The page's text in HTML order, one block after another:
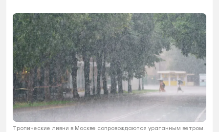
Тропические ливни в Москве сопровождаются ураганным ветром.